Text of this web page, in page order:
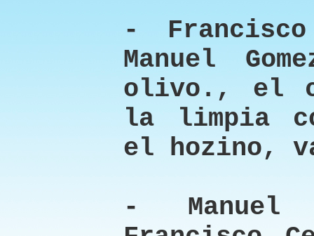
- Francisco
Manuel
olivo., el
la limpia
el hozino,
- Manuel